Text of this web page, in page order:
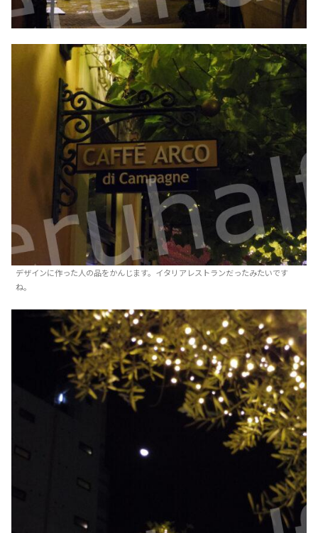
デザインに作った人の品をかんじます。イタリアレストランだったみたいです
ね。